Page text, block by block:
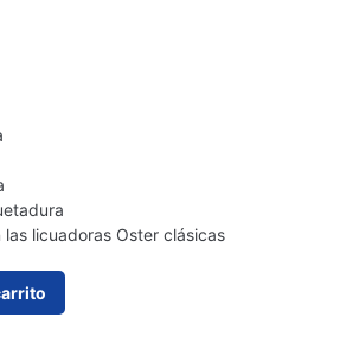
licuadoras Oster clásicas